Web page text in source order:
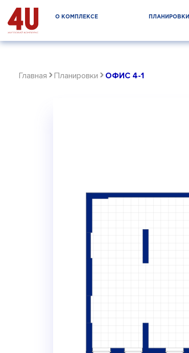
О КОМПЛЕКСЕ ПЛАНИРОВКИ
Главная ›Планировки › ОФИС 4-1